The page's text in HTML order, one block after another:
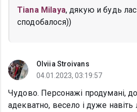
Tiana Milaya, дякую и будь
сподобалося))
Olviia Stroivans
04.01.2023, 03:19:57
Чудово. Персонажі продумані,
адекватно, весело і дуже навіть